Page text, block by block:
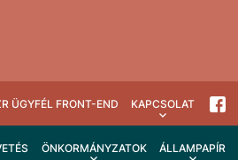
ÜGYFÉL FRONT-END KAPCSOLAT
ÖNKORMÁNYZATOK ÁLLAMPAPÍR